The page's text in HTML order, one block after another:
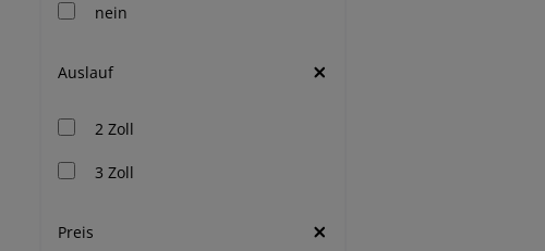
nein
Auslauf
2 Zoll
3 Zoll
Preis